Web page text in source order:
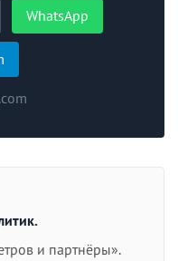
WhatsApp
и партнёры».